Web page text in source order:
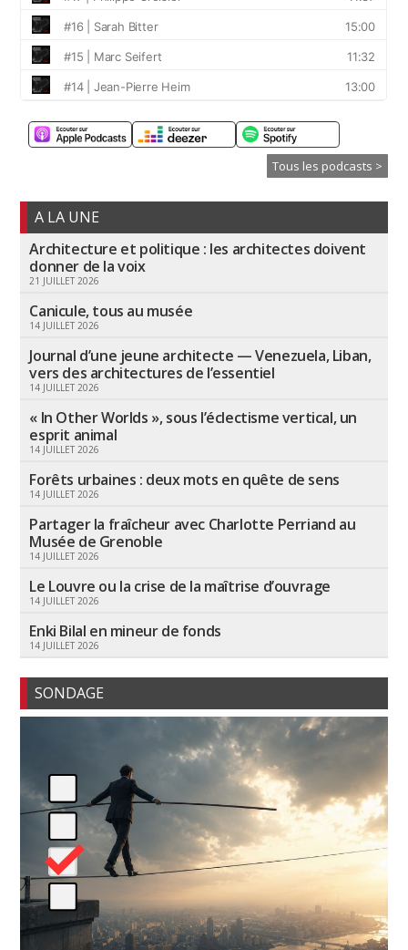
Tous les podcasts >
A LA UNE
Architecture et politique : les architectes doivent
donner de la voix
21 JUILLET 2026
Canicule, tous au musée
14 JUILLET 2026
Journal d’une jeune architecte — Venezuela, Liban,
vers des architectures de l’essentiel
14 JUILLET 2026
« In Other Worlds », sous l’éclectisme vertical, un
esprit animal
14 JUILLET 2026
Forêts urbaines : deux mots en quête de sens
14 JUILLET 2026
Partager la fraîcheur avec Charlotte Perriand au
Musée de Grenoble
14 JUILLET 2026
Le Louvre ou la crise de la maîtrise d’ouvrage
14 JUILLET 2026
Enki Bilal en mineur de fonds
14 JUILLET 2026
SONDAGE